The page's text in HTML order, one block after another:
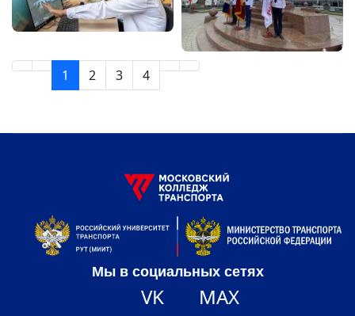
1 2 3 4
Мы в социальных сетях
VK MAX